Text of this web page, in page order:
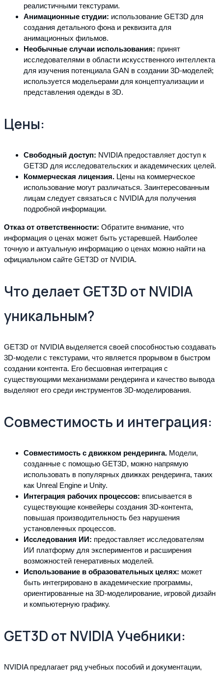
реалистичными текстурами.
Анимационные студии: использование GET3D для
создания детального фона и реквизита для
анимационных фильмов.
Необычные случаи использования: принят
исследователями в области искусственного интеллекта
для изучения потенциала GAN в создании 3D-моделей;
используется модельерами для концептуализации и
представления одежды в 3D.
Цены:
Свободный доступ: NVIDIA предоставляет доступ к
GET3D для исследовательских и академических целей.
Коммерческая лицензия. Цены на коммерческое
использование могут различаться. Заинтересованным
лицам следует связаться с NVIDIA для получения
подробной информации.
Отказ от ответственности: Обратите внимание, что
информация о ценах может быть устаревшей. Наиболее
точную и актуальную информацию о ценах можно найти на
официальном сайте GET3D от NVIDIA.
Что делает GET3D от NVIDIA
уникальным?
GET3D от NVIDIA выделяется своей способностью создавать
3D-модели с текстурами, что является прорывом в быстром
создании контента. Его бесшовная интеграция с
существующими механизмами рендеринга и качество вывода
выделяют его среди инструментов 3D-моделирования.
Совместимость и интеграция:
Совместимость с движком рендеринга. Модели,
созданные с помощью GET3D, можно напрямую
использовать в популярных движках рендеринга, таких
как Unreal Engine и Unity.
Интеграция рабочих процессов: вписывается в
существующие конвейеры создания 3D-контента,
повышая производительность без нарушения
установленных процессов.
Исследования ИИ: предоставляет исследователям
ИИ платформу для экспериментов и расширения
возможностей генеративных моделей.
Использование в образовательных целях: может
быть интегрировано в академические программы,
ориентированные на 3D-моделирование, игровой дизайн
и компьютерную графику.
GET3D от NVIDIA Учебники:
NVIDIA предлагает ряд учебных пособий и документации,